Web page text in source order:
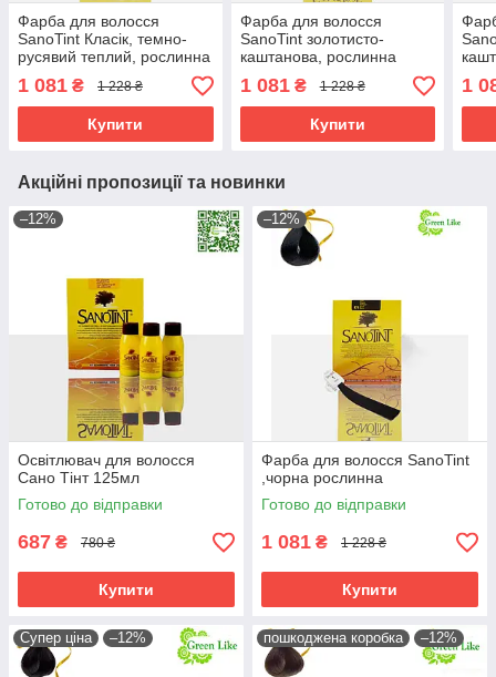
Фарба для волосся
SanoTint Класік, темно-
русявий теплий, рослинна
1 081 ₴ 1 228 ₴
Купити
Фарба для волосся
SanoTint золотисто-
каштанова, рослинна
1 081₴ 1 228 ₴
Купити
мл
1
Акційні пропозиції та новинки
–12%
Освітлювач для волосся
Сано Тінт 125мл
Готово до відправки
687 ₴ 780 ₴
Купити
–12%
Фарба для волосся SanoTint
,чорна рослинна
Готово до відправки
1 081 ₴ 1 228 ₴
Купити
Супер ціна –12% пошкоджена коробка –12%